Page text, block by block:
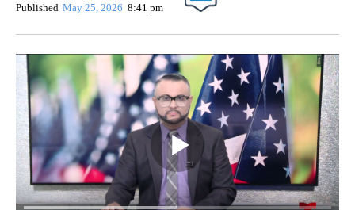
Published May 25, 2026 8:41 pm